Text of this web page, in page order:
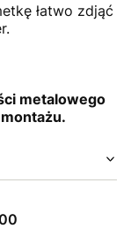
łatwo zdjąć
metalowego